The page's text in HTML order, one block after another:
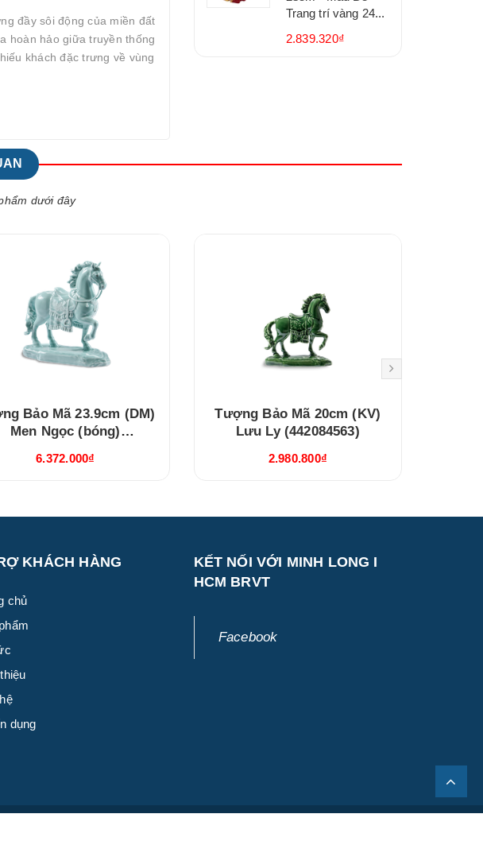
đầy sôi động của miền đất
hoàn hảo giữa truyền thống
khách đặc trưng về vùng
Trang trí vàng 24...
2.839.320₫
dưới đây
Bảo Mã 23.9cm (DM)
Men Ngọc (bóng)
6.372.000₫
Tượng Bảo Mã 20cm (KV)
Lưu Ly (442084563)
2.980.800₫
KHÁCH HÀNG
chủ
dụng
KẾT NỐI VỚI MINH LONG I
HCM BRVT
Facebook